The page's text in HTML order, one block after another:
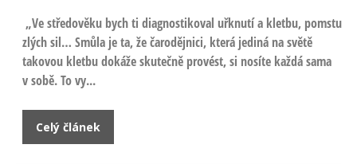
„Ve středověku bych ti diagnostikoval uřknutí a kletbu, pomstu
zlých sil… Smůla je ta, že čarodějnici, která jediná na světě
takovou kletbu dokáže skutečně provést, si nosíte každá sama
v sobě. To vy...
Celý článek